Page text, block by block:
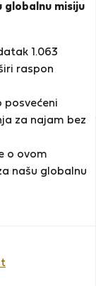
globalnu misiju
1.063
raspon
posvećeni
za najam bez
o ovom
našu globalnu